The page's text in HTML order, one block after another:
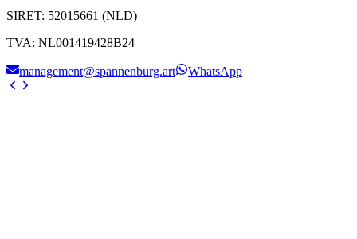
SIRET: 52015661 (NLD)
TVA: NL001419428B24
management@spannenburg.art WhatsApp